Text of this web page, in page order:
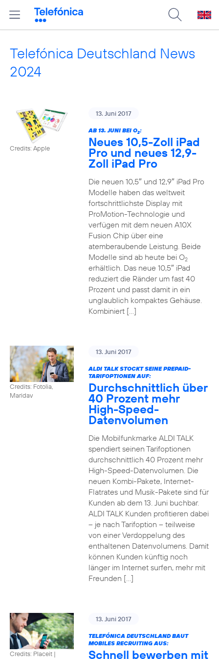
Telefónica Deutschland News
2024
Credits: Apple
13. Juni 2017
AB 13. JUNI BEI O2:
Neues 10,5-Zoll iPad
Pro und neues 12,9-
Zoll iPad Pro
Die neuen 10,5″ und 12,9″ iPad Pro
Modelle haben das weltweit
fortschrittlichste Display mit
ProMotion-Technologie und
verfügen mit dem neuen A10X
Fusion Chip über eine
atemberaubende Leistung. Beide
Modelle sind ab heute bei O2
erhältlich. Das neue 10,5″ iPad
reduziert die Ränder um fast 40
Prozent und passt damit in ein
unglaublich kompaktes Gehäuse.
Kombiniert […]
Credits: Fotolia,
Maridav
13. Juni 2017
ALDI TALK STOCKT SEINE PREPAID-
TARIFOPTIONEN AUF:
Durchschnittlich über
40 Prozent mehr
High-Speed-
Datenvolumen
Die Mobilfunkmarke ALDI TALK
spendiert seinen Tarifoptionen
durchschnittlich 40 Prozent mehr
High-Speed-Datenvolumen. Die
neuen Kombi-Pakete, Internet-
Flatrates und Musik-Pakete sind für
Kunden ab dem 13. Juni buchbar.
ALDI TALK Kunden profitieren dabei
– je nach Tarifoption – teilweise
von einer Verdoppelung des
enthaltenen Datenvolumens. Damit
können Kunden künftig noch
länger im Internet surfen, mehr mit
Freunden […]
Credits: Placeit |
13. Juni 2017
TELEFÓNICA DEUTSCHLAND BAUT
MOBILES RECRUITING AUS:
Schnell bewerben mit